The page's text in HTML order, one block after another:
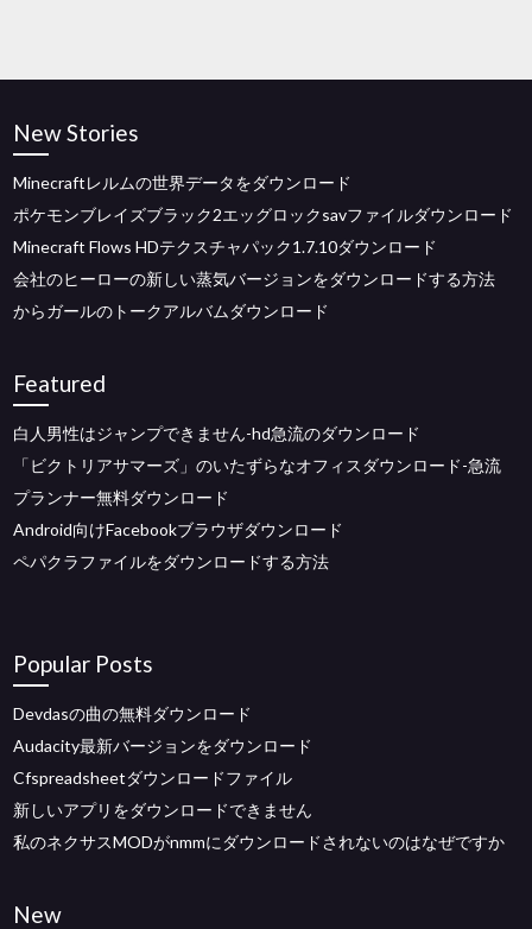
New Stories
Minecraftレルムの世界データをダウンロード
ポケモンブレイズブラック2エッグロックsavファイルダウンロード
Minecraft Flows HDテクスチャパック1.7.10ダウンロード
会社のヒーローの新しい蒸気バージョンをダウンロードする方法
からガールのトークアルバムダウンロード
Featured
白人男性はジャンプできません-hd急流のダウンロード
「ビクトリアサマーズ」のいたずらなオフィスダウンロード-急流
プランナー無料ダウンロード
Android向けFacebookブラウザダウンロード
ペパクラファイルをダウンロードする方法
Popular Posts
Devdasの曲の無料ダウンロード
Audacity最新バージョンをダウンロード
Cfspreadsheetダウンロードファイル
新しいアプリをダウンロードできません
私のネクサスMODがnmmにダウンロードされないのはなぜですか
New